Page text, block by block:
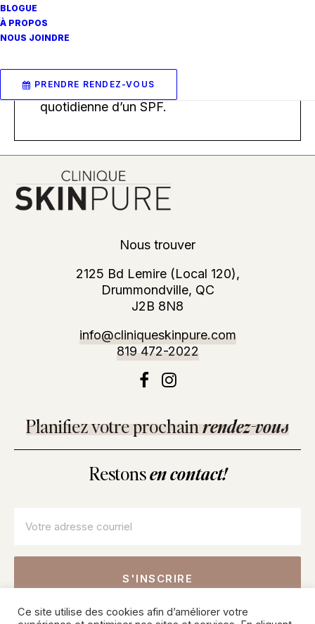
BLOGUE
À PROPOS
NOUS JOINDRE
PRENDRE RENDEZ-VOUS
nettoyage, appliquer sur le visage, le
cou et le décolleté, puis appliquer des
supplémentaires. L’utilisation de ce
produit nécessite l’utilisation
quotidienne d’un SPF.
Nous trouver
2125 Bd Lemire (Local 120),
Drummondville, QC
J2B 8N8
info@cliniqueskinpure.com
819 472-2022
Planifiez votre prochainrendez-vous
Restonsen contact!
Inscrivez-vous pour connaître nos offres sur les soins, les
Ce site utilise des cookies afin d’améliorer votre